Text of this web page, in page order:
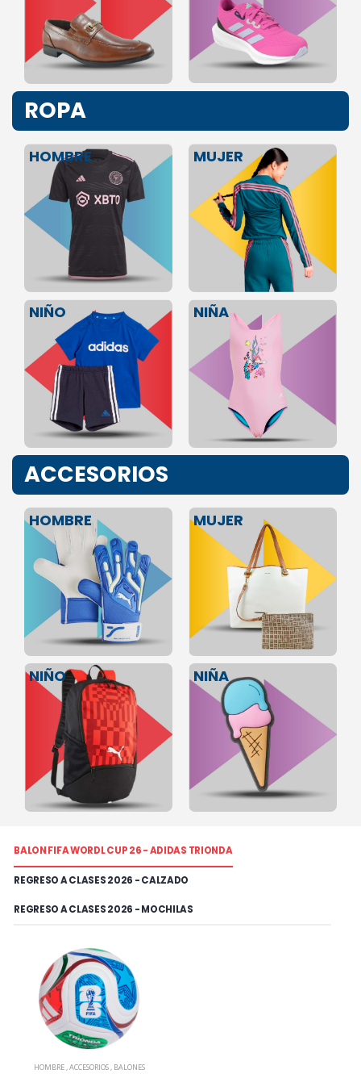
ROPA
HOMBRE MUJER
NIÑO NIÑA
ACCESORIOS
HOMBRE MUJER
NIÑO NIÑA
BALON FIFA WORDL CUP 26 - ADIDAS TRIONDA
REGRESO A CLASES 2026 - CALZADO
REGRESO A CLASES 2026 - MOCHILAS
HOMBRE,ACCESORIOS, BALONES